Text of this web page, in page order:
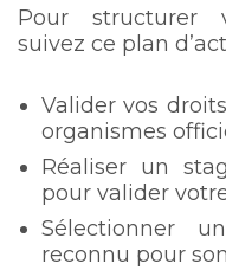
Pour structurer
suivez ce plan
Valider vos
organismes
Réaliser un
pour valider
Sélectionner
reconnu pour